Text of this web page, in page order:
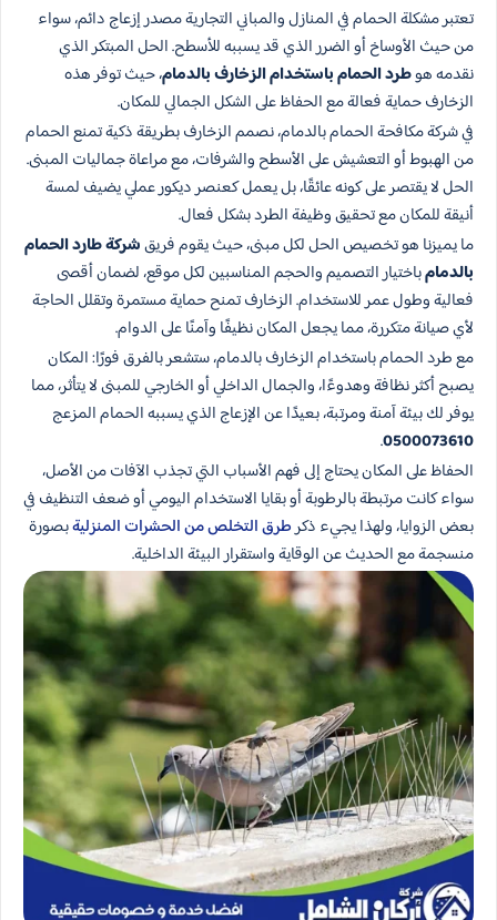
تعتبر مشكلة الحمام في المنازل والمباني التجارية مصدر إزعاج دائم، سواء
من حيث الأوساخ أو الضرر الذي قد يسببه للأسطح. الحل المبتكر الذي
نقدمه هوطرد الحمام باستخدام الزخارف بالدمام، حيث توفر هذه
الزخارف حماية فعالة مع الحفاظ على الشكل الجمالي للمكان.
في شركة مكافحة الحمام بالدمام، نصمم الزخارف بطريقة ذكية تمنع الحمام
من الهبوط أو التعشيش على الأسطح والشرفات، مع مراعاة جماليات المبنى.
الحل لا يقتصر على كونه عائقًا، بل يعمل كعنصر ديكور عملي يضيف لمسة
أنيقة للمكان مع تحقيق وظيفة الطرد بشكل فعال.
ما يميزنا هو تخصيص الحل لكل مبنى، حيث يقوم فريقشركة طارد الحمام
بالدمامباختيار التصميم والحجم المناسبين لكل موقع، لضمان أقصى
فعالية وطول عمر للاستخدام. الزخارف تمنح حماية مستمرة وتقلل الحاجة
لأي صيانة متكررة، مما يجعل المكان نظيفًا وآمنًا على الدوام.
مع طرد الحمام باستخدام الزخارف بالدمام، ستشعر بالفرق فورًا: المكان
يصبح أكثر نظافة وهدوءًا، والجمال الداخلي أو الخارجي للمبنى لا يتأثر، مما
يوفر لك بيئة آمنة ومرتبة، بعيدًا عن الإزعاج الذي يسببه الحمام المزعج
0500073610
.
الحفاظ على المكان يحتاج إلى فهم الأسباب التي تجذب الآفات من الأصل،
سواء كانت مرتبطة بالرطوبة أو بقايا الاستخدام اليومي أو ضعف التنظيف في
بعض الزوايا، ولهذا يجيء ذكرطرق التخلص من الحشرات المنزليةبصورة
منسجمة مع الحديث عن الوقاية واستقرار البيئة الداخلية.